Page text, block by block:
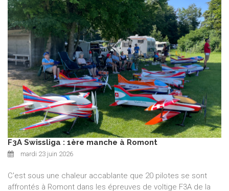
F3A Swissliga : 1ère manche à Romont
mardi 23 juin 2026
C'est sous une chaleur accablante que 20 pilotes se sont
affrontés à Romont dans les épreuves de voltige F3A de la